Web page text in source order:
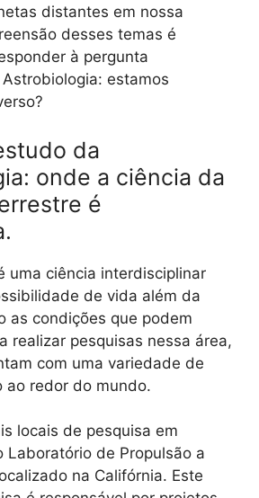
distantes em nossa
desses temas é
à pergunta
estamos
da
onde a ciência da
é
uma ciência interdisciplinar
de vida além da
as condições que podem
realizar pesquisas nessa área,
com uma variedade de
ao redor do mundo.
locais de pesquisa em
Laboratório de Propulsão a
na Califórnia. Este